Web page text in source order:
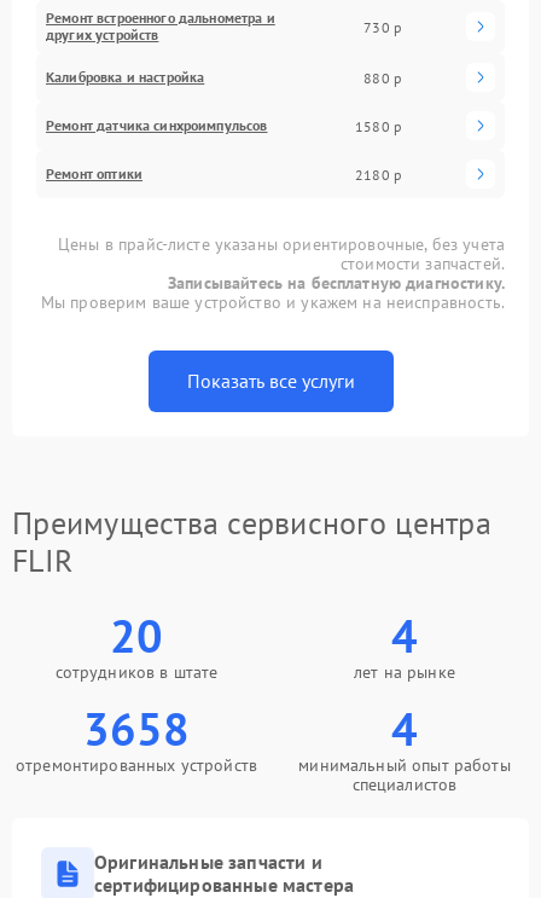
Ремонт встроенного дальнометра и
других устройств
730 р
Калибровка и настройка 880 р
Ремонт датчика синхроимпульсов 1580 р
Ремонт оптики 2180 р
Цены в прайс-листе указаны ориентировочные, без учета
стоимости запчастей.
Записывайтесь на бесплатную диагностику.
Мы проверим ваше устройство и укажем на неисправность.
Показать все услуги
Преимущества сервисного центра
FLIR
20
сотрудников в штате
4
лет на рынке
3658
отремонтированных устройств
4
минимальный опыт работы
специалистов
Оригинальные запчасти и
сертифицированные мастера